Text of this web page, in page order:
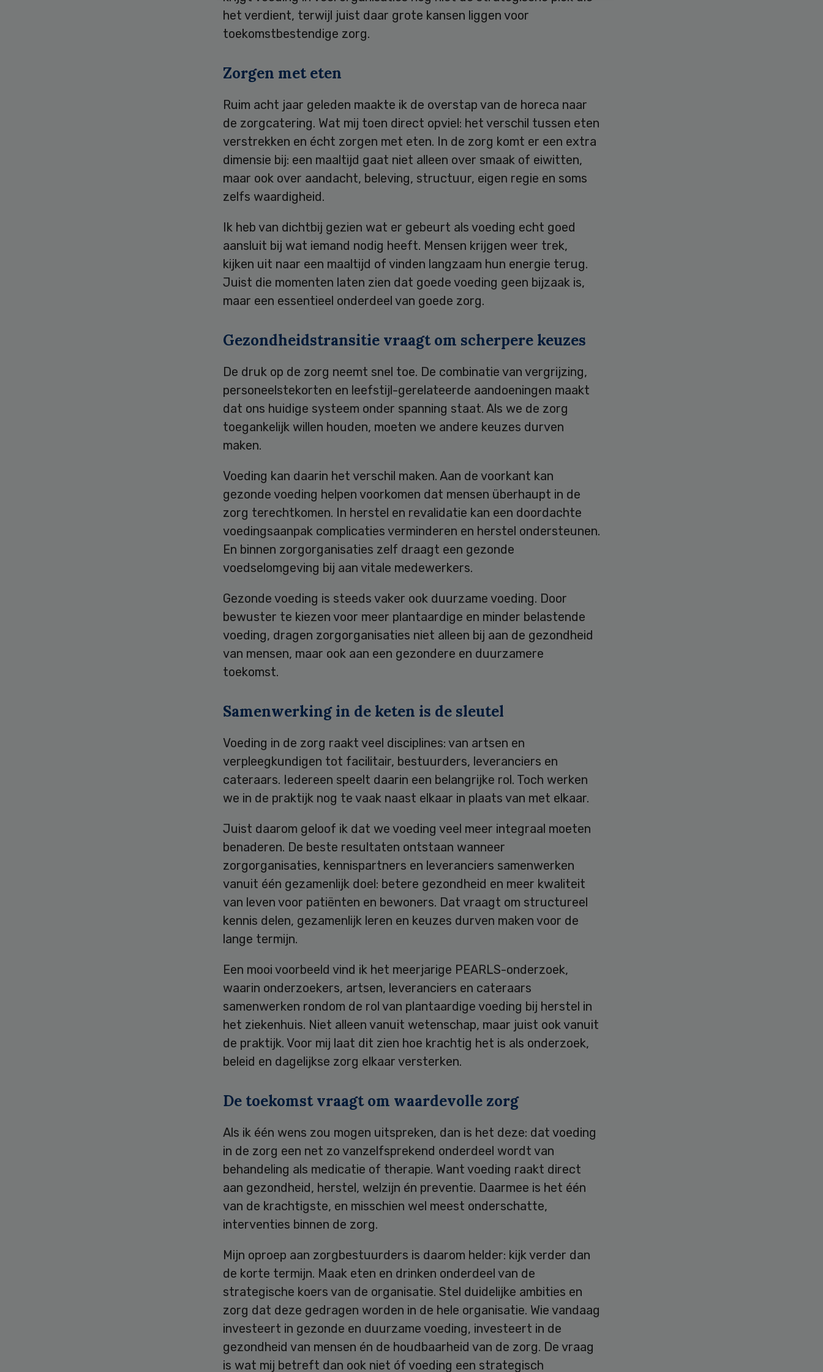
het verdient, terwijl juist daar grote kansen liggen voor
toekomstbestendige zorg.
Zorgen met eten
Ruim acht jaar geleden maakte ik de overstap van de horeca naar
de zorgcatering. Wat mij toen direct opviel: het verschil tussen eten
verstrekken en écht zorgen met eten. In de zorg komt er een extra
dimensie bij: een maaltijd gaat niet alleen over smaak of eiwitten,
maar ook over aandacht, beleving, structuur, eigen regie en soms
zelfs waardigheid.
Ik heb van dichtbij gezien wat er gebeurt als voeding echt goed
aansluit bij wat iemand nodig heeft. Mensen krijgen weer trek,
kijken uit naar een maaltijd of vinden langzaam hun energie terug.
Juist die momenten laten zien dat goede voeding geen bijzaak is,
maar een essentieel onderdeel van goede zorg.
Gezondheidstransitie vraagt om scherpere keuzes
De druk op de zorg neemt snel toe. De combinatie van vergrijzing,
personeelstekorten en leefstijl-gerelateerde aandoeningen maakt
dat ons huidige systeem onder spanning staat. Als we de zorg
toegankelijk willen houden, moeten we andere keuzes durven
maken.
Voeding kan daarin het verschil maken. Aan de voorkant kan
gezonde voeding helpen voorkomen dat mensen überhaupt in de
zorg terechtkomen. In herstel en revalidatie kan een doordachte
voedingsaanpak complicaties verminderen en herstel ondersteunen.
En binnen zorgorganisaties zelf draagt een gezonde
voedselomgeving bij aan vitale medewerkers.
Gezonde voeding is steeds vaker ook duurzame voeding. Door
bewuster te kiezen voor meer plantaardige en minder belastende
voeding, dragen zorgorganisaties niet alleen bij aan de gezondheid
van mensen, maar ook aan een gezondere en duurzamere
toekomst.
Samenwerking in de keten is de sleutel
Voeding in de zorg raakt veel disciplines: van artsen en
verpleegkundigen tot facilitair, bestuurders, leveranciers en
cateraars. Iedereen speelt daarin een belangrijke rol. Toch werken
we in de praktijk nog te vaak naast elkaar in plaats van met elkaar.
Juist daarom geloof ik dat we voeding veel meer integraal moeten
benaderen. De beste resultaten ontstaan wanneer
zorgorganisaties, kennispartners en leveranciers samenwerken
vanuit één gezamenlijk doel: betere gezondheid en meer kwaliteit
van leven voor patiënten en bewoners. Dat vraagt om structureel
kennis delen, gezamenlijk leren en keuzes durven maken voor de
lange termijn.
Een mooi voorbeeld vind ik het meerjarige PEARLS-onderzoek,
waarin onderzoekers, artsen, leveranciers en cateraars
samenwerken rondom de rol van plantaardige voeding bij herstel in
het ziekenhuis. Niet alleen vanuit wetenschap, maar juist ook vanuit
de praktijk. Voor mij laat dit zien hoe krachtig het is als onderzoek,
beleid en dagelijkse zorg elkaar versterken.
De toekomst vraagt om waardevolle zorg
Als ik één wens zou mogen uitspreken, dan is het deze: dat voeding
in de zorg een net zo vanzelfsprekend onderdeel wordt van
behandeling als medicatie of therapie. Want voeding raakt direct
aan gezondheid, herstel, welzijn én preventie. Daarmee is het één
van de krachtigste, en misschien wel meest onderschatte,
interventies binnen de zorg.
Mijn oproep aan zorgbestuurders is daarom helder: kijk verder dan
de korte termijn. Maak eten en drinken onderdeel van de
strategische koers van de organisatie. Stel duidelijke ambities en
zorg dat deze gedragen worden in de hele organisatie. Wie vandaag
investeert in gezonde en duurzame voeding, investeert in de
gezondheid van mensen én de houdbaarheid van de zorg. De vraag
is wat mij betreft dan ook niet óf voeding een strategisch